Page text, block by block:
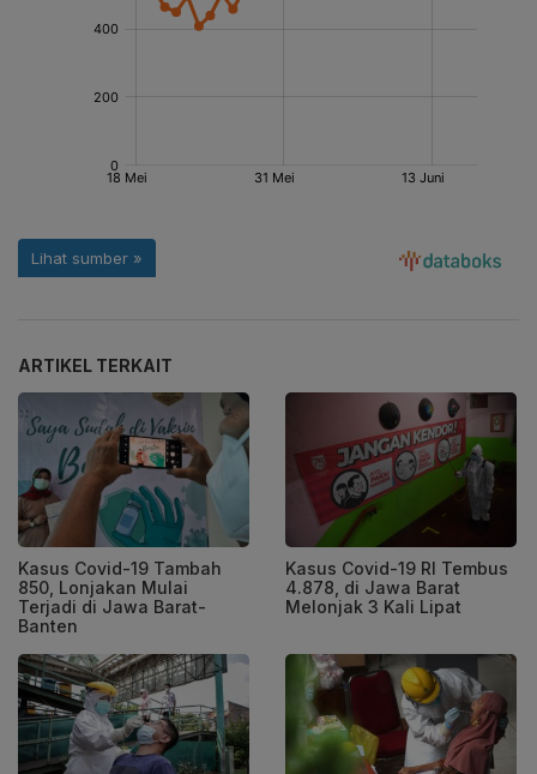
ARTIKEL TERKAIT
Kasus Covid-19 Tambah
850, Lonjakan Mulai
Terjadi di Jawa Barat-
Banten
Kasus Covid-19 RI Tembus
4.878, di Jawa Barat
Melonjak 3 Kali Lipat